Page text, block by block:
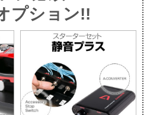
プション!!